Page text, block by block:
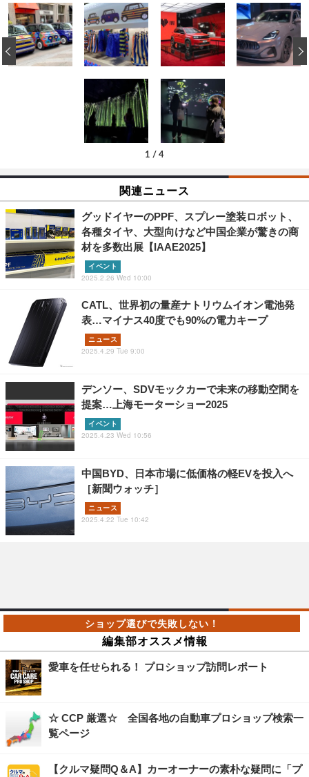
1 / 4
‹
関連ニュース
グッドイヤーのPPF、スプレー塗装ロボット、
各種タイヤ、大型向けなど中国企業が驚きの商
材を多数出展【IAAE2025】
イベント
2025.2.26 Wed 10:00
CATL、世界初の量産ナトリウムイオン電池発
表…マイナス40度でも90%の電力キープ
ニュース
2025.4.29 Tue 9:00
デンソー、SDVモックカーで未来の移動空間を
提案…上海モーターショー2025
イベント
2025.4.23 Wed 10:56
中国BYD、日本市場に低価格の軽EVを投入へ
［新聞ウォッチ］
ニュース
2025.4.22 Tue 10:42
編集部オススメ情報
愛車を任せられる！ プロショップ訪問レポート
☆ CCP 厳選☆ 全国各地の自動車プロショップ検索一
覧ページ
【クルマ疑問Q＆A】カーオーナーの素朴な疑問に「プ